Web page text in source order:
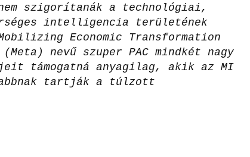
szigorítanák a technológiai,
intelligencia területének
Economic Transformation
nevű szuper PAC mindkét nagy
támogatná anyagilag, akik az MI
tartják a túlzott